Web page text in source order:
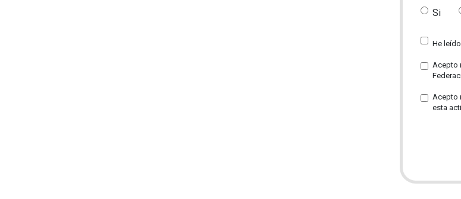
Si
He
Acepto
Acepto
esta